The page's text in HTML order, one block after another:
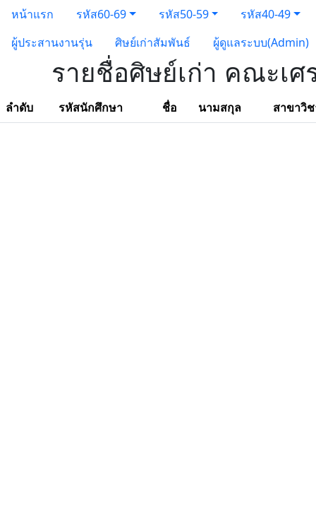
หน้าแรก รหัส60-69 รหัส50-59
รหัส40-49
ผู้ประสานงานรุ่น
ศิษย์เก่าสัมพันธ์ ผู้ดูแลระบบ(Admin)
รายชื่อศิษย์เก่า คณะเ
ลำดับ รหัสนักศึกษา ชื่อ นามสกุล สาขาวิ